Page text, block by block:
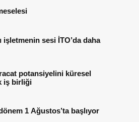
işletmenin sesi İTO’da daha
potansiyelini küresel
iş birliği
1 Ağustos’ta başlıyor